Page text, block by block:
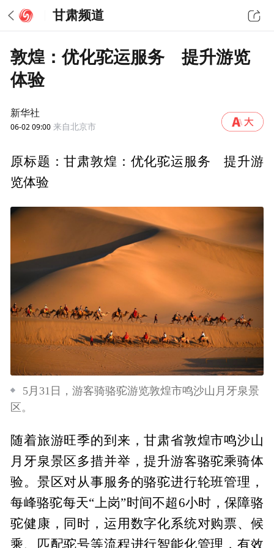
甘肃频道
敦煌：优化驼运服务 提升游览
体验
新华社
06-02 09:00 来自北京市
原标题：甘肃敦煌：优化驼运服务 提升游
览体验
5月31日，游客骑骆驼游览敦煌市鸣沙山月牙泉景
区。
随着旅游旺季的到来，甘肃省敦煌市鸣沙山
月牙泉景区多措并举，提升游客骆驼乘骑体
验。景区对从事服务的骆驼进行轮班管理，
每峰骆驼每天“上岗”时间不超6小时，保障骆
驼健康，同时，运用数字化系统对购票、候
乘、匹配驼号等流程进行智能化管理，有效